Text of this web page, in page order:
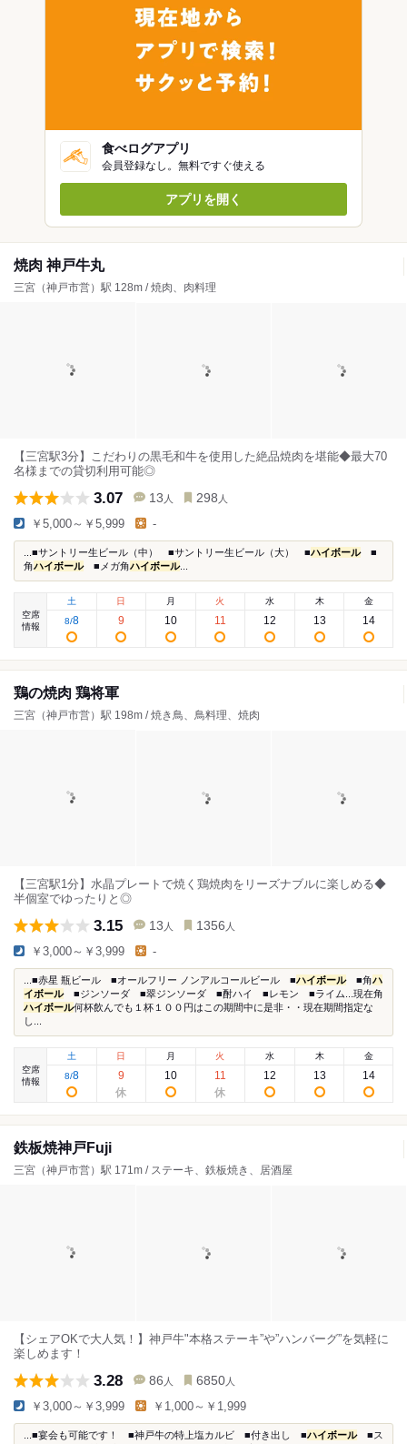
食べログアプリ
会員登録なし。無料ですぐ使える
アプリを開く
焼肉 神戸牛丸
三宮（神戸市営）駅 128m / 焼肉、肉料理
【三宮駅3分】こだわりの黒毛和牛を使用した絶品焼肉を堪能◆最大70
名様までの貸切利用可能◎
3.07 13 人 298 人
￥5,000～￥5,999 -
...■サントリー生ビール（中） ■サントリー生ビール（大） ■ハイボール■
角ハイボール■メガ角ハイボール...
空席
情報
土
8/8
日
9
月
10
火
11
水
12
木
13
金
14
鶏の焼肉 鶏将軍
三宮（神戸市営）駅 198m / 焼き鳥、鳥料理、焼肉
【三宮駅1分】水晶プレートで焼く鶏焼肉をリーズナブルに楽しめる◆
半個室でゆったりと◎
3.15 13 人 1356 人
￥3,000～￥3,999 -
...■赤星 瓶ビール ■オールフリー ノンアルコールビール ■ハイボール■角ハ
イボール■ジンソーダ ■翠ジンソーダ ■酎ハイ ■レモン ■ライム...現在角
ハイボール何杯飲んでも１杯１００円はこの期間中に是非・・現在期間指定な
し...
空席
情報
土
8/8
日
9
月
10
火
11
水
12
木
13
金
14
鉄板焼神戸Fuji
三宮（神戸市営）駅 171m / ステーキ、鉄板焼き、居酒屋
【シェアOKで大人気！】神戸牛"本格ステーキ”や”ハンバーグ”を気軽に
楽しめます！
3.28 86 人 6850 人
￥3,000～￥3,999 ￥1,000～￥1,999
...■宴会も可能です！ ■神戸牛の特上塩カルビ ■付き出し ■ハイボール■ス